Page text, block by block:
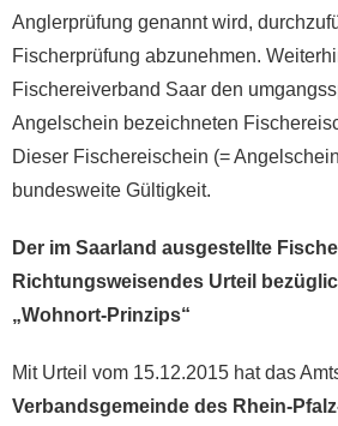
Anglerprüfung genannt wird,
Fischerprüfung abzunehmen.
Fischereiverband Saar den
Angelschein bezeichneten
Dieser Fischereischein (=
bundesweite Gültigkeit.
Der im Saarland ausgestellte
Richtungsweisendes Urteil
„Wohnort-Prinzips“
Mit Urteil vom 15.12.2015 hat das
Verbandsgemeinde des Rhein-